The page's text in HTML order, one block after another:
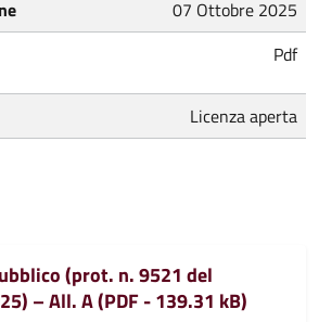
07 Ottobre 2025
Pdf
Licenza aperta
(prot. n. 9521 del
– All. A (PDF - 139.31 kB)